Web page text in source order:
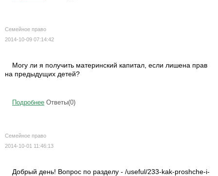
Семейное право
2014-10-09 07:14:42
Могу ли я получить материнский капитал, если лишена прав
на предыдущих детей?
Подробнее Ответы(0)
Семейное право
2014-10-01 11:46:13
Добрый день! Вопрос по разделу - /useful/233-kak-proshche-i-